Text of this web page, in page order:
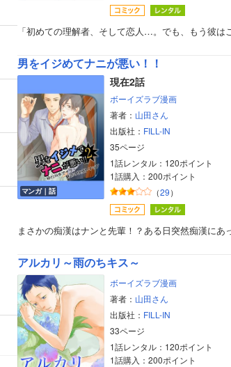
「初めての理解者、そして恋人…。でも、もう彼
男をイジめてナニが悪い！！
マンガ｜話
現在2話
ボーイズラブ漫画
著者： 山田さん
出版社： FILL-IN
35ページ
1話レンタル：120ポイント
1話購入：200ポイント
（29）
まさかの痴漢はナンと先輩！？ある日突然痴漢に
アルカリ～雨のちキス～
ボーイズラブ漫画
著者： 山田さん
出版社： FILL-IN
33ページ
1話レンタル：120ポイント
1話購入：200ポイント